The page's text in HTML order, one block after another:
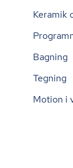
Keramik
Bagning
Tegning
Motion i